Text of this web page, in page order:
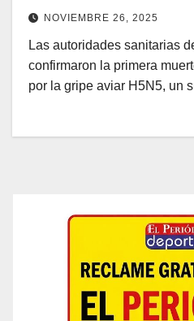
NOVIEMBRE 26, 2025
Las autoridades sanitarias
confirmaron la primera
por la gripe aviar H5N5, un